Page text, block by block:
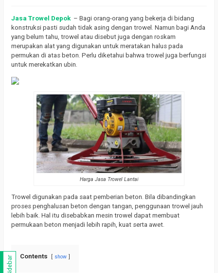
Jasa Trowel Depok– Bagi orang-orang yang bekerja di bidang
konstruksi pasti sudah tidak asing dengan trowel. Namun bagi Anda
yang belum tahu, trowel atau disebut juga dengan roskam
merupakan alat yang digunakan untuk meratakan halus pada
permukan di atas beton. Perlu diketahui bahwa trowel juga berfungsi
untuk merekatkan ubin.
Harga Jasa Trowel Lantai
Trowel digunakan pada saat pemberian beton. Bila dibandingkan
proses penghalusan beton dengan tangan, penggunaan trowel jauh
lebih baik. Hal itu disebabkan mesin trowel dapat membuat
permukaan beton menjadi lebih rapih, kuat serta awet.
Contents show
Sidebar